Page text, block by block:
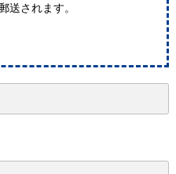
送されます。